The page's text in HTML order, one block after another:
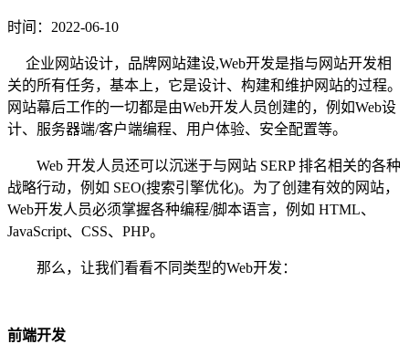
时间：2022-06-10
企业网站设计，品牌网站建设,Web开发是指与网站开发相
关的所有任务，基本上，它是设计、构建和维护网站的过程。
网站幕后工作的一切都是由Web开发人员创建的，例如Web设
计、服务器端/客户端编程、用户体验、安全配置等。
Web 开发人员还可以沉迷于与网站 SERP 排名相关的各种
战略行动，例如 SEO(搜索引擎优化)。为了创建有效的网站，
Web开发人员必须掌握各种编程/脚本语言，例如 HTML、
JavaScript、CSS、PHP。
那么，让我们看看不同类型的Web开发：
前端开发